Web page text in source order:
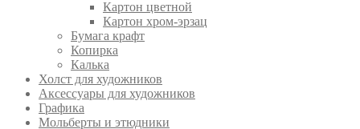
Картон цветной
Картон хром-эрзац
Бумага крафт
Копирка
Калька
Холст для художников
Аксессуары для художников
Графика
Мольберты и этюдники